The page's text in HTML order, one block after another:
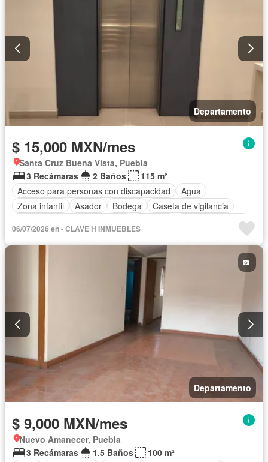
Departamento
$ 15,000 MXN/mes
Santa Cruz Buena Vista, Puebla
3 Recámaras
2 Baños
115 m²
Acceso para personas con discapacidad
Agua
Zona infantil
Asador Bodega
Caseta de vigilancia
Cocina equipada
Cocina integral
Cuarto de Limpieza
Gas natural
Recámara con closet
Vista panorámica
Permite mascotas
Permite niños
Sin amueblar
06/07/2026 en - CLAVE H INMUEBLES
Departamento
$ 9,000 MXN/mes
Nuevo Amanecer, Puebla
3 Recámaras
1.5 Baños
100 m²